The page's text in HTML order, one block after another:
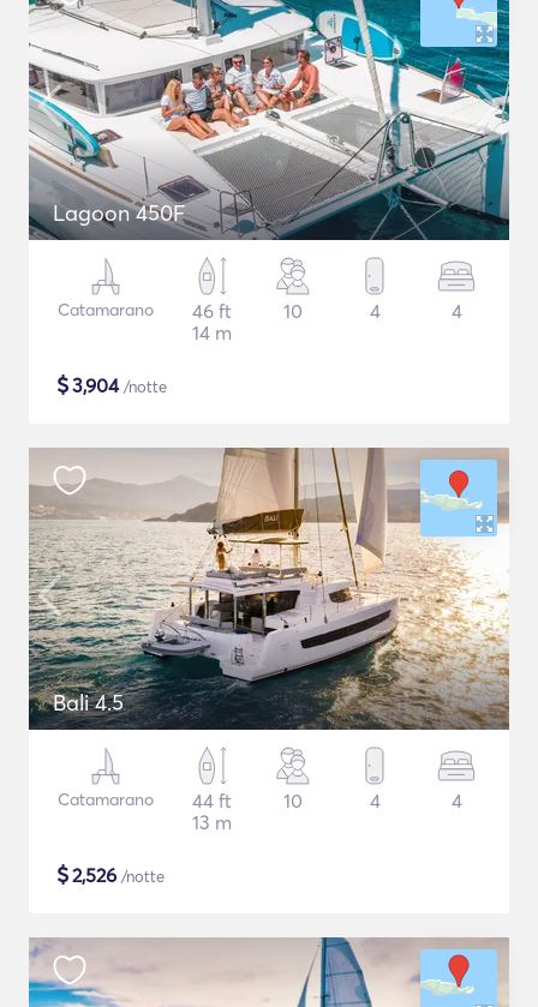
Lagoon 450F
Catamarano
46 ft
14 m
10 4 4
$3,904/notte
Bali 4.5
Catamarano
44 ft
13 m
10 4 4
$2,526 /notte